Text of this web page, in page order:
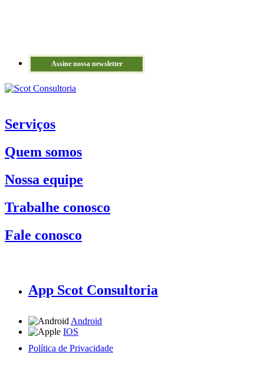
Assine nossa newsletter
Serviços
Quem somos
Nossa equipe
Trabalhe conosco
Fale conosco
App Scot Consultoria
Android
IOS
Política de Privacidade